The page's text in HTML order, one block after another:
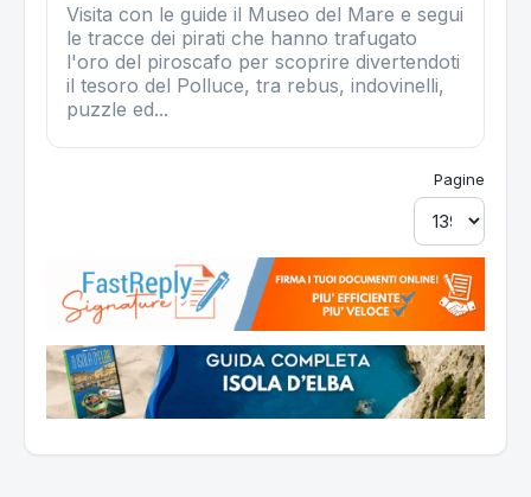
Visita con le guide il Museo del Mare e segui
le tracce dei pirati che hanno trafugato
l'oro del piroscafo per scoprire divertendoti
il tesoro del Polluce, tra rebus, indovinelli,
puzzle ed...
Pagine